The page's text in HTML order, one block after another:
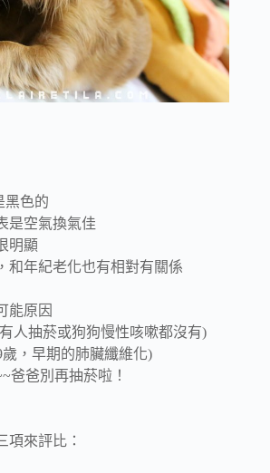
黑色的
是空氣換氣佳
明顯
和年紀老化也有相對有關係
能原因
人抽菸或狗狗慢性咳嗽都沒有)
，早期的肺臟纖維化)
爸爸別再抽菸啦！
項來評比：